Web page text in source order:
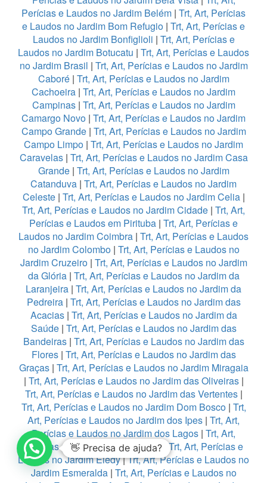
Perícias e Laudos no Jardim Belém | Trt, Art, Perícias
e Laudos no Jardim Bom Refugio | Trt, Art, Perícias e
Laudos no Jardim Bonfiglioli | Trt, Art, Perícias e
Laudos no Jardim Botucatu | Trt, Art, Perícias e Laudos
no Jardim Brasil | Trt, Art, Perícias e Laudos no Jardim
Caboré| Trt, Art, Perícias e Laudos no Jardim
Cachoeira | Trt, Art, Perícias e Laudos no Jardim
Campinas| Trt, Art, Perícias e Laudos no Jardim
Camargo Novo | Trt, Art, Perícias e Laudos no Jardim
Campo Grande| Trt, Art, Perícias e Laudos no Jardim
Campo Limpo | Trt, Art, Perícias e Laudos no Jardim
Caravelas| Trt, Art, Perícias e Laudos no Jardim Casa
Grande| Trt, Art, Perícias e Laudos no Jardim
Catanduva | Trt, Art, Perícias e Laudos no Jardim
Celeste| Trt, Art, Perícias e Laudos no Jardim Celia|
Trt, Art, Perícias e Laudos no Jardim Cidade | Trt, Art,
Perícias e Laudos em Pirituba | Trt, Art, Perícias e
Laudos no Jardim Coimbra | Trt, Art, Perícias e Laudos
no Jardim Colombo| Trt, Art, Perícias e Laudos no
Jardim Cruzeiro| Trt, Art, Perícias e Laudos no Jardim
da Glória| Trt, Art, Perícias e Laudos no Jardim da
Laranjeira | Trt, Art, Perícias e Laudos no Jardim da
Pedreira| Trt, Art, Perícias e Laudos no Jardim das
Acacias| Trt, Art, Perícias e Laudos no Jardim da
Saúde| Trt, Art, Perícias e Laudos no Jardim das
Bandeiras| Trt, Art, Perícias e Laudos no Jardim das
Flores| Trt, Art, Perícias e Laudos no Jardim das
Graças| Trt, Art, Perícias e Laudos no Jardim Miragaia
| Trt, Art, Perícias e Laudos no Jardim das Oliveiras|
Trt, Art, Perícias e Laudos no Jardim das Vertentes|
Trt, Art, Perícias e Laudos no Jardim Dom Bosco| Trt,
Art, Perícias e Laudos no Jardim dos Ipes | Trt, Art,
Perícias e Laudos no Jardim dos Lagos | Trt, Art,
Perícias e Laudos no Jardim Edi|Trt, Art, Perícias e
Laudos no Jardim Eledy|Trt, Art, Perícias e Laudos no
Jardim Esmeralda| Trt, Art, Perícias e Laudos no
👋 Precisa de ajuda?